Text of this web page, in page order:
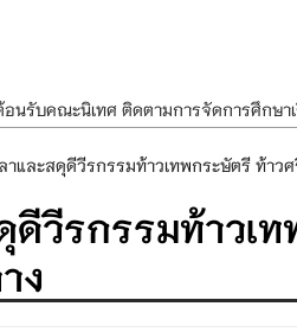
อนรับคณะนิเทศ ติดตามการจัดการศึกษ
พิธีถวายเครื่องราชสักการะ วางพานพุ่
กรรมถวายเทียนพรรษา สืบสานพระพุทธ
รรม SAFETY FOR KIDS เสริมสร้างวินั
าและสดุดีวีรกรรมท้าวเทพกระษัตรี ท้าว
ดีวีรกรรมท้าวเ
ง